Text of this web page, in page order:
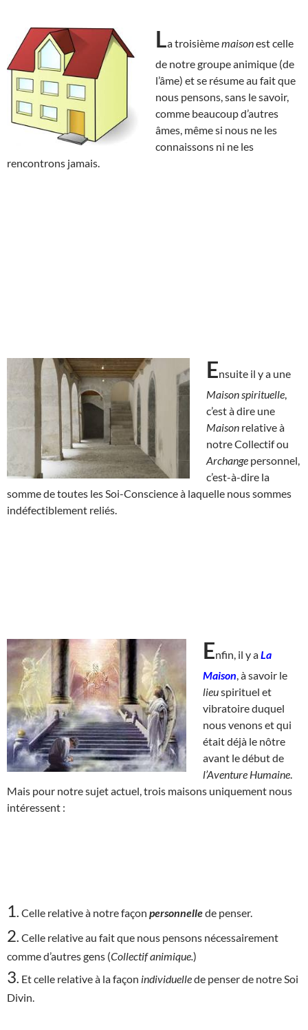
La troisièmemaisonest celle
de notre groupe animique (de
l’âme) et se résume au fait que
nous pensons, sans le savoir,
comme beaucoup d’autres
âmes, même si nous ne les
connaissons ni ne les
rencontrons jamais.
Ensuite il y a une
Maison spirituelle
c’est à dire une
Maison relative à
notre Collectif ou
Archange personnel,
c’est-à-dire la
somme de toutes les Soi-Conscience à laquelle nous sommes
indéfectiblement reliés.
Enfin, il y aLa
Maison , à savoir le
lieuspirituel et
vibratoire duquel
nous venons et qui
était déjà le nôtre
avant le début de
l’Aventure Humaine
Mais pour notre sujet actuel, trois maisons uniquement nous
intéressent :
1 Celle relative à notre façon personnellede penser.
2 Celle relative au fait que nous pensons nécessairement
comme d’autres gens (Collectif animique.)
3 Et celle relative à la façon individuellede penser de notre Soi
Divin.